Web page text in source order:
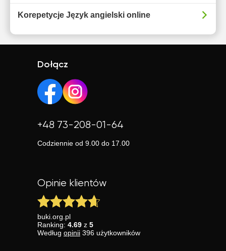
Korepetycje Język angielski online
Dołącz
+48 73-208-01-64
Codziennie od 9.00 do 17.00
Opinie klientów
buki.org.pl
Ranking: 4.69 z 5
Według opinii 396 użytkowników